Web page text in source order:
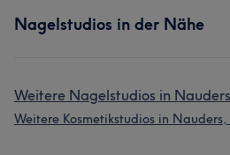
Nagelstudios in der Nähe
Weitere Nagelstudios in
Weitere Kosmetikstudios in